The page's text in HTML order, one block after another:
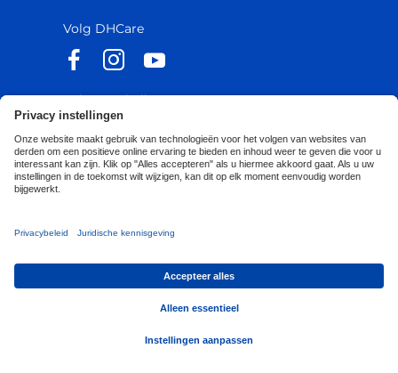
Toegankelijkheidsverklaring
© 2026 Invacare International GmbH - Alle rechten
Volg DHCare
Volg Küschall